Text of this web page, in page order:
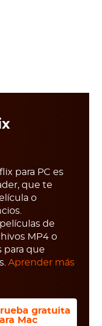
para PC es
que te
o
de
MP4 o
para que
Aprender más
gratuita
Mac